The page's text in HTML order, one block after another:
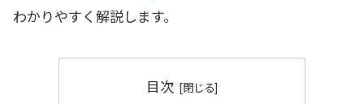
わかりやすく解説します。
目次